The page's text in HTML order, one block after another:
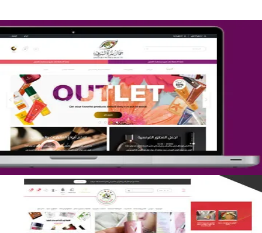
تصميم متجر جمال المرأة الشرقية
التفاصيل